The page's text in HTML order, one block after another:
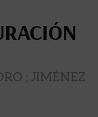
; JIMÉNEZ